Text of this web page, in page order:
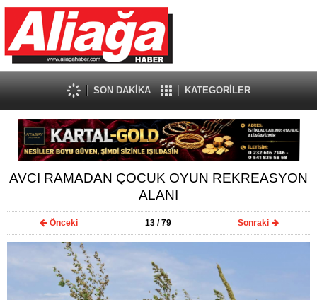
SON DAKİKA KATEGORİLER
AVCI RAMADAN ÇOCUK OYUN REKREASYON
ALANI
Önceki 13 / 79 Sonraki